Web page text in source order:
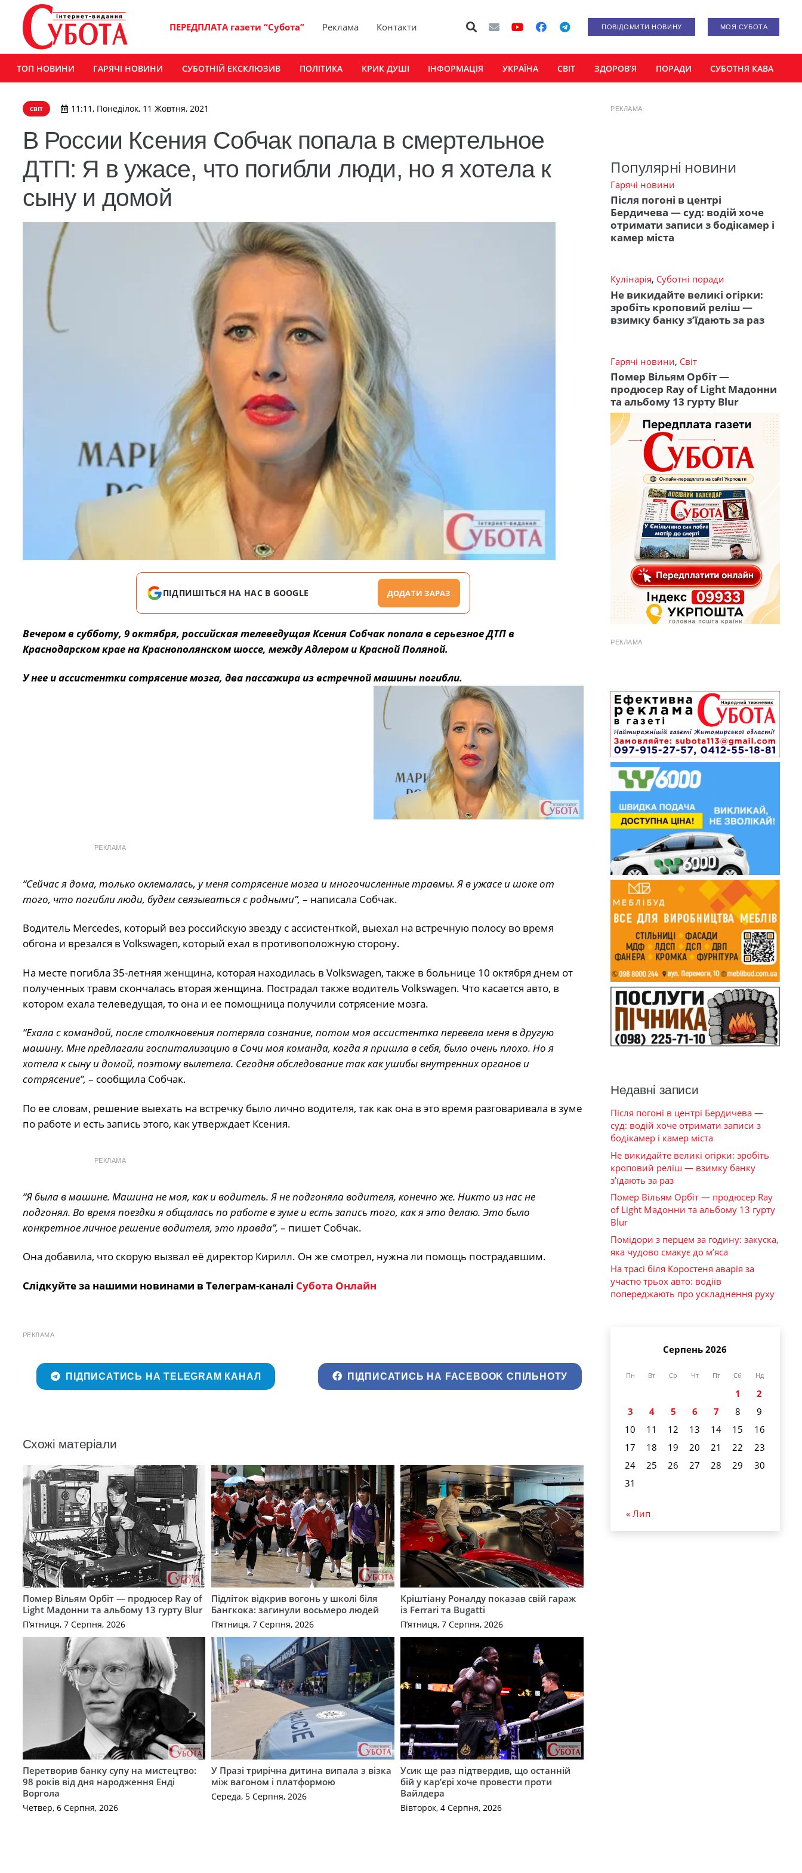
ПЕРЕДПЛАТА газети “Субота” Реклама Контакти ПОВІДОМИТИ НОВИНУ МОЯ СУБОТА
ТОП НОВИНИ ГАРЯЧІ НОВИНИ СУБОТНІЙ ЕКСКЛЮЗИВ ПОЛІТИКА КРИК ДУШІ ІНФОРМАЦІЯ УКРАЇНА СВІТ ЗДОРОВ’Я ПОРАДИ СУБОТНЯ КАВА
СВІТ 11:11, Понеділок, 11 Жовтня, 2021
В России Ксения Собчак попала в смертельное
ДТП: Я в ужасе, что погибли люди, но я хотела к
сыну и домой
ПІДПИШІТЬСЯ НА НАС В GOOGLE ДОДАТИ ЗАРАЗ
Вечером в субботу, 9 октября, российская телеведущая Ксения Собчак попала в серьезное ДТП в
Краснодарском крае на Краснополянском шоссе, между Адлером и Красной Поляной.
У нее и ассистентки сотрясение мозга, два пассажира из встречной машины погибли.
РЕКЛАМА
“Сейчас я дома, только оклемалась, у меня сотрясение мозга и многочисленные травмы. Я в ужасе и шоке от
того, что погибли люди, будем связываться с родными”, – написала Собчак.
Водитель Mercedes, который вез российскую звезду с ассистенткой, выехал на встречную полосу во время
обгона и врезался в Volkswagen, который ехал в противоположную сторону.
На месте погибла 35-летняя женщина, которая находилась в Volkswagen, также в больнице 10 октября днем от
полученных травм скончалась вторая женщина. Пострадал также водитель Volkswagen. Что касается авто, в
котором ехала телеведущая, то она и ее помощница получили сотрясение мозга.
“Ехала с командой, после столкновения потеряла сознание, потом моя ассистентка перевела меня в другую
машину. Мне предлагали госпитализацию в Сочи моя команда, когда я пришла в себя, было очень плохо. Но я
хотела к сыну и домой, поэтому вылетела. Сегодня обследование так как ушибы внутренних органов и
сотрясение”, – сообщила Собчак.
По ее словам, решение выехать на встречку было лично водителя, так как она в это время разговаривала в зуме
по работе и есть запись этого, как утверждает Ксения.
РЕКЛАМА
“Я была в машине. Машина не моя, как и водитель. Я не подгоняла водителя, конечно же. Никто из нас не
подгонял. Во время поездки я общалась по работе в зуме и есть запись того, как я это делаю. Это было
конкретное личное решение водителя, это правда”, – пишет Собчак.
Она добавила, что скорую вызвал её директор Кирилл. Он же смотрел, нужна ли помощь пострадавшим.
Слідкуйте за нашими новинами в Телеграм-каналі Субота Онлайн
РЕКЛАМА
ПІДПИСАТИСЬ НА TELEGRAM КАНАЛ ПІДПИСАТИСЬ НА FACEBOOK СПІЛЬНОТУ
Схожі матеріали
Помер Вільям Орбіт — продюсер Ray of
Light Мадонни та альбому 13 гурту Blur
П’ятниця, 7 Серпня, 2026
Підліток відкрив вогонь у школі біля
Бангкока: загинули восьмеро людей
П’ятниця, 7 Серпня, 2026
Кріштіану Роналду показав свій гараж
із Ferrari та Bugatti
П’ятниця, 7 Серпня, 2026
Перетворив банку супу на мистецтво:
98 років від дня народження Енді
Воргола
Четвер, 6 Серпня, 2026
У Празі трирічна дитина випала з візка
між вагоном і платформою
Середа, 5 Серпня, 2026
Усик ще раз підтвердив, що останній
бій у кар’єрі хоче провести проти
Вайлдера
Вівторок, 4 Серпня, 2026
РЕКЛАМА
Популярні новини
Гарячі новини
Після погоні в центрі
Бердичева — суд: водій хоче
отримати записи з бодікамер і
камер міста
Кулінарія, Суботні поради
Не викидайте великі огірки:
зробіть кроповий реліш —
взимку банку з’їдають за раз
Гарячі новини, Світ
Помер Вільям Орбіт —
продюсер Ray of Light Мадонни
та альбому 13 гурту Blur
РЕКЛАМА
Недавні записи
Після погоні в центрі Бердичева —
суд: водій хоче отримати записи з
бодікамер і камер міста
Не викидайте великі огірки: зробіть
кроповий реліш — взимку банку
з’їдають за раз
Помер Вільям Орбіт — продюсер Ray
of Light Мадонни та альбому 13 гурту
Blur
Помідори з перцем за годину: закуска,
яка чудово смакує до м’яса
На трасі біля Коростеня аварія за
участю трьох авто: водіїв
попереджають про ускладнення руху
Серпень 2026
Пн Вт Ср Чт Пт Сб Нд
1
2
3
4 5 6 7 8
9
10
11 12 13 14 15
16
17
18 19 20 21 22
23
24
25 26 27 28 29
30
31
« Лип